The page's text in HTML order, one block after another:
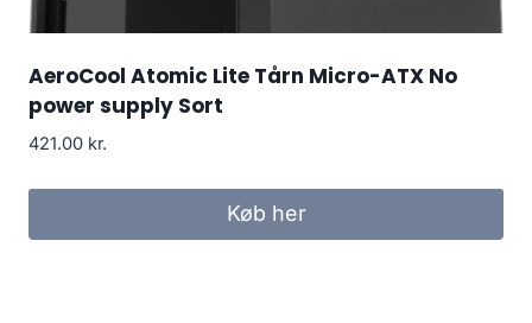
AeroCool Atomic Lite Tårn Micro-ATX No
power supply Sort
421.00 kr.
Køb her